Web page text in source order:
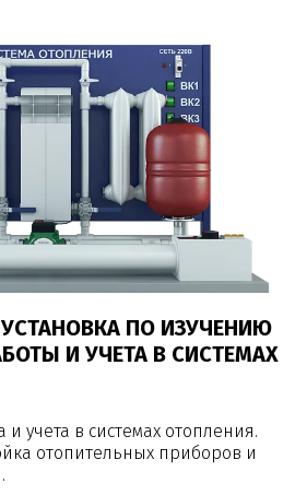
ПО ИЗУЧЕНИЮ
И УЧЕТА В СИСТЕМАХ
и учета в системах отопления.
отопительных приборов и